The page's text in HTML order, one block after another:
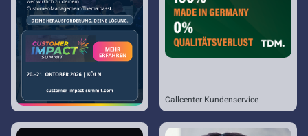
Callcenter Kundenservice